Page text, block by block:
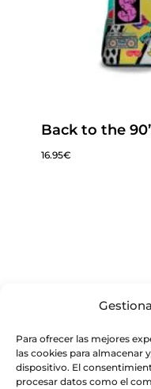
Para ofrecer las mejores
las cookies para almacenar
dispositivo. El
procesar datos como el
Back to the
16.95€